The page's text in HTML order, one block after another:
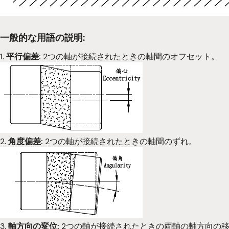
一般的な用語の説明:
1.平行偏差: 2つの軸が接続されたときの軸間のオフセット。
2.角度偏差: 2つの軸が接続されたときの軸間のずれ。
3.軸方向の変位: 2つの軸が接続されたときの両軸の軸方向の